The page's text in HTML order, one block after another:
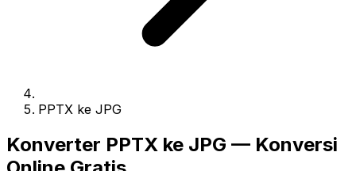
PPTX ke JPG
Konverter PPTX ke JPG — Konversi